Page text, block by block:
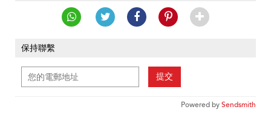
保持聯繫
提交
Powered bySendsmith